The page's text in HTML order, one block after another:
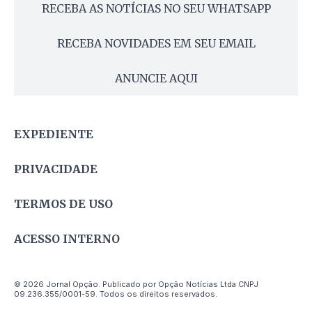
RECEBA AS NOTÍCIAS NO SEU WHATSAPP
RECEBA NOVIDADES EM SEU EMAIL
ANUNCIE AQUI
EXPEDIENTE
PRIVACIDADE
TERMOS DE USO
ACESSO INTERNO
© 2026 Jornal Opção. Publicado por Opção Notícias Ltda CNPJ
09.236.355/0001-59. Todos os direitos reservados.